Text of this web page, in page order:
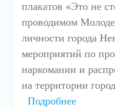
плакатов «Это не
проводимом
личности города
мероприятий по
наркомании и
на территории
Подробнее